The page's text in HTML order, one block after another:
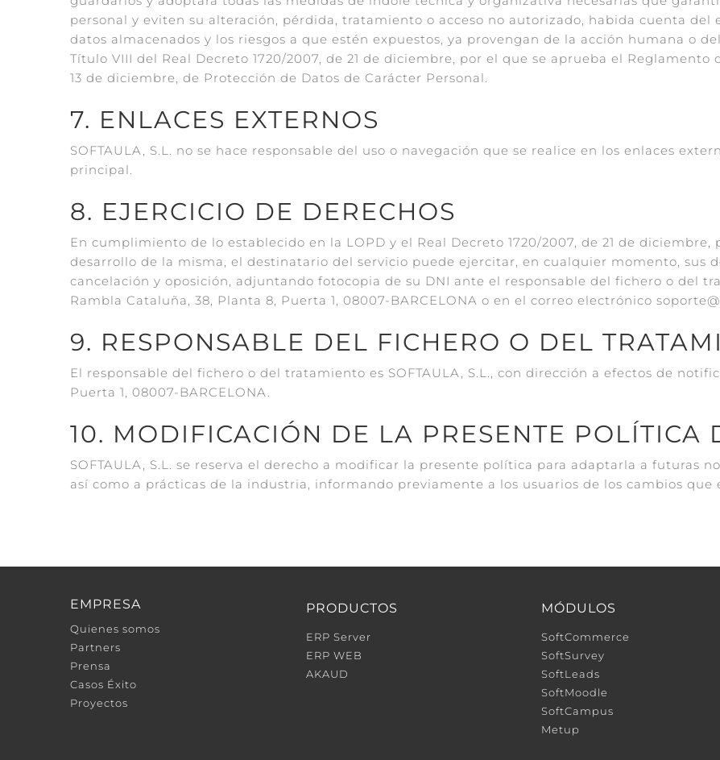
personal y eviten su alteración, pérdida, tratamiento o acceso no autorizado, habida cuenta del
datos almacenados y los riesgos a que estén expuestos, ya provengan de la acción humana o
Título VIII del Real Decreto 1720/2007, de 21 de diciembre, por el que se aprueba el Reglamento
13 de diciembre, de Protección de Datos de Carácter Personal.
7. ENLACES EXTERNOS
SOFTAULA, S.L. no se hace responsable del uso o navegación que se realice en los enlaces
principal.
8. EJERCICIO DE DERECHOS
En cumplimiento de lo establecido en la LOPD y el Real Decreto 1720/2007, de 21 de
desarrollo de la misma, el destinatario del servicio puede ejercitar, en cualquier momento, sus
cancelación y oposición, adjuntando fotocopia de su DNI ante el responsable del fichero o del
Rambla Cataluña, 38, Planta 8, Puerta 1, 08007-BARCELONA o en el correo electrónico
9. RESPONSABLE DEL FICHERO O DEL
El responsable del fichero o del tratamiento es SOFTAULA, S.L., con dirección a efectos de
Puerta 1, 08007-BARCELONA.
10. MODIFICACIÓN DE LA PRESENTE POLÍTICA
SOFTAULA, S.L. se reserva el derecho a modificar la presente política para adaptarla a futuras
así como a prácticas de la industria, informando previamente a los usuarios de los cambios que
EMPRESA
Quienes somos
Partners
Prensa
Casos Éxito
Proyectos
PRODUCTOS
ERP Server
ERP WEB
AKAUD
MÓDULOS
SoftCommerce
SoftSurvey
SoftLeads
SoftMoodle
SoftCampus
Metup